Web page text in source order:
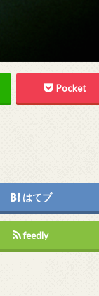
Pocket
はてブ
feedly